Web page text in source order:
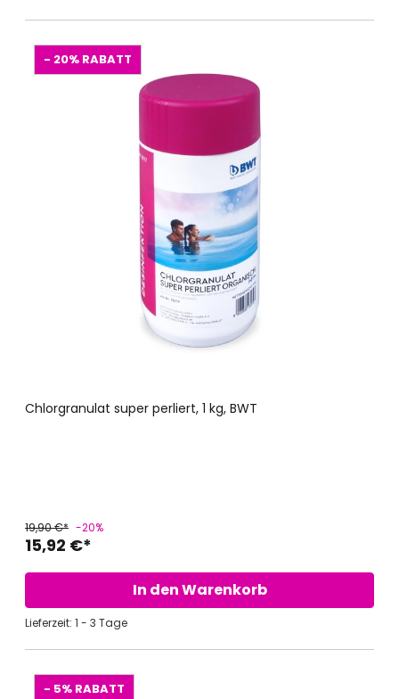
- 20% RABATT
Chlorgranulat super perliert, 1 kg, BWT
15,92 €*
19,90 €* -20%
In den Warenkorb
Lieferzeit: 1 - 3 Tage
- 5% RABATT